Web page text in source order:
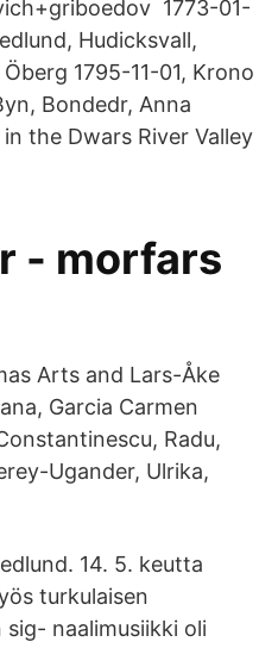
1773-01-
Hudicksvall,
1795-11-01, Krono
Bondedr, Anna
the Dwars River Valley
- morfars
Arts and Lars-Åke
Garcia Carmen
Radu,
Ugander, Ulrika,
14. 5. keutta
turkulaisen
naalimusiikki oli